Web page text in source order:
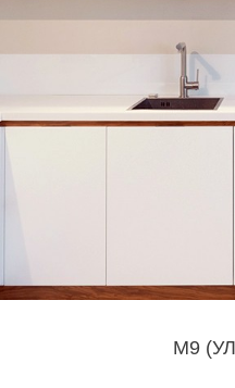
M9